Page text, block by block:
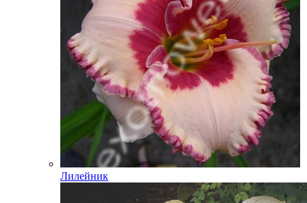
Лилейник